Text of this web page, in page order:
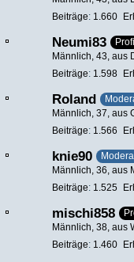
Beiträge 1.660
Neumi83
Profi
Männlich 43 aus
Beiträge 1.598
Roland
Männlich 37 aus
Beiträge 1.566
knie90
Männlich 36 aus
Beiträge 1.525
mischi858
Männlich 38 aus
Beiträge 1.460